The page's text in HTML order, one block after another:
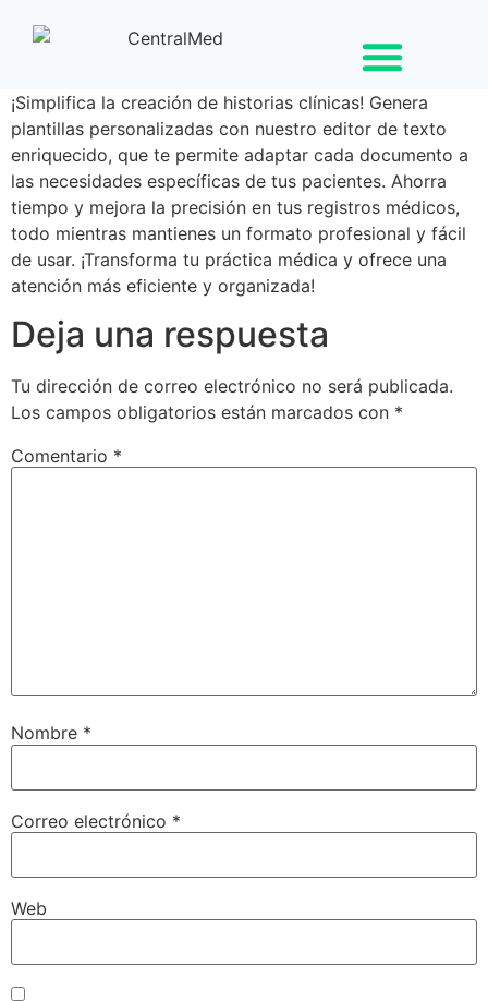
¡Simplifica la creación de historias clínicas! Genera
plantillas personalizadas con nuestro editor de texto
enriquecido, que te permite adaptar cada documento a
las necesidades específicas de tus pacientes. Ahorra
tiempo y mejora la precisión en tus registros médicos,
todo mientras mantienes un formato profesional y fácil
de usar. ¡Transforma tu práctica médica y ofrece una
atención más eficiente y organizada!
Deja una respuesta
Tu dirección de correo electrónico no será publicada.
Los campos obligatorios están marcados con *
Comentario *
Nombre *
Correo electrónico *
Web